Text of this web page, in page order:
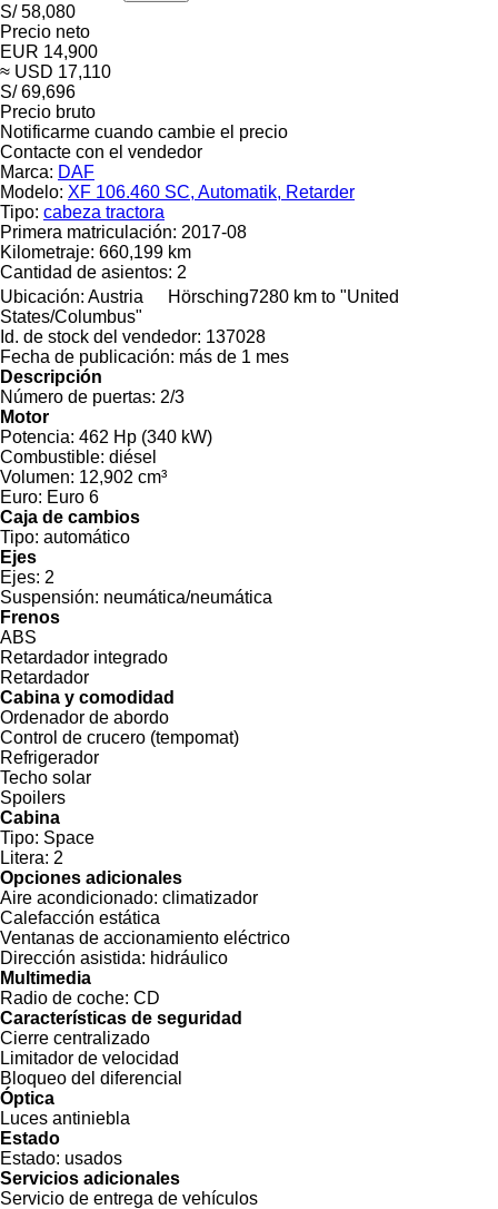
S/ 58,080
Precio neto
EUR 14,900
≈ USD 17,110
S/ 69,696
Precio bruto
Notificarme cuando cambie el precio
Contacte con el vendedor
Marca: DAF
Modelo: XF 106.460 SC, Automatik, Retarder
Tipo: cabeza tractora
Primera matriculación: 2017-08
Kilometraje: 660,199 km
Cantidad de asientos: 2
Ubicación: Austria Hörsching7280 km to "United
States/Columbus"
Id. de stock del vendedor: 137028
Fecha de publicación: más de 1 mes
Descripción
Número de puertas: 2/3
Motor
Potencia: 462 Hp (340 kW)
Combustible: diésel
Volumen: 12,902 cm³
Euro: Euro 6
Caja de cambios
Tipo: automático
Ejes
Ejes: 2
Suspensión: neumática/neumática
Frenos
ABS
Retardador integrado
Retardador
Cabina y comodidad
Ordenador de abordo
Control de crucero (tempomat)
Refrigerador
Techo solar
Spoilers
Cabina
Tipo: Space
Litera: 2
Opciones adicionales
Aire acondicionado: climatizador
Calefacción estática
Ventanas de accionamiento eléctrico
Dirección asistida: hidráulico
Multimedia
Radio de coche: CD
Características de seguridad
Cierre centralizado
Limitador de velocidad
Bloqueo del diferencial
Óptica
Luces antiniebla
Estado
Estado: usados
Servicios adicionales
Servicio de entrega de vehículos